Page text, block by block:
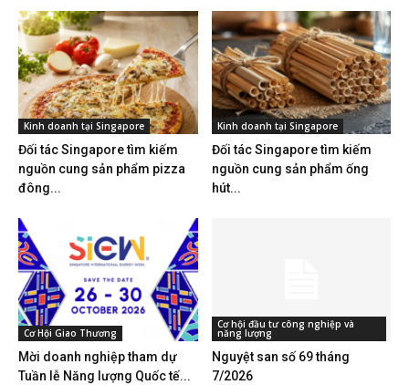
Kinh doanh tại Singapore
Đối tác Singapore tìm kiếm
nguồn cung sản phẩm pizza
đông...
Kinh doanh tại Singapore
Đối tác Singapore tìm kiếm
nguồn cung sản phẩm ống
hút...
Cơ Hội Giao Thương
Mời doanh nghiệp tham dự
Tuần lễ Năng lượng Quốc tế...
Cơ hội đầu tư công nghiệp và
năng lượng
Nguyệt san số 69 tháng
7/2026